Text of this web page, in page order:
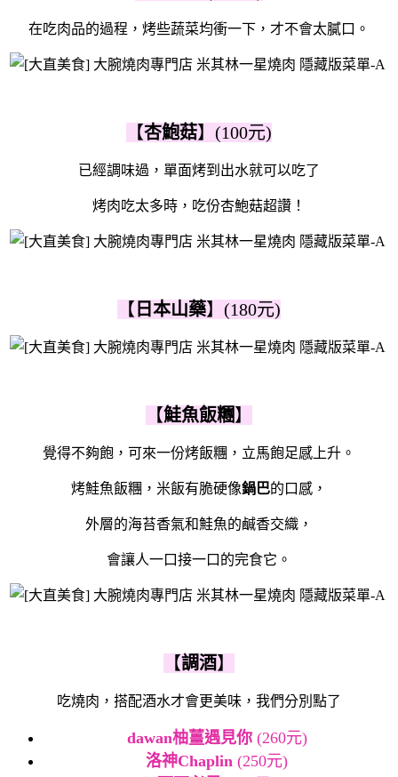
在吃肉品的過程，烤些蔬菜均衝一下，才不會太膩口。
【杏鮑菇】(100元)
已經調味過，單面烤到出水就可以吃了
烤肉吃太多時，吃份杏鮑菇超讚！
【 日本山藥】(180元)
【鮭魚飯糰】
覺得不夠飽，可來一份烤飯糰，立馬飽足感上升。
烤鮭魚飯糰，米飯有脆硬像鍋巴的口感，
外層的海苔香氣和鮭魚的鹹香交織，
會讓人一口接一口的完食它。
【調酒】
吃燒肉，搭配酒水才會更美味，我們分別點了
dawan柚薑遇見你 (260元)
洛神Chaplin (250元)